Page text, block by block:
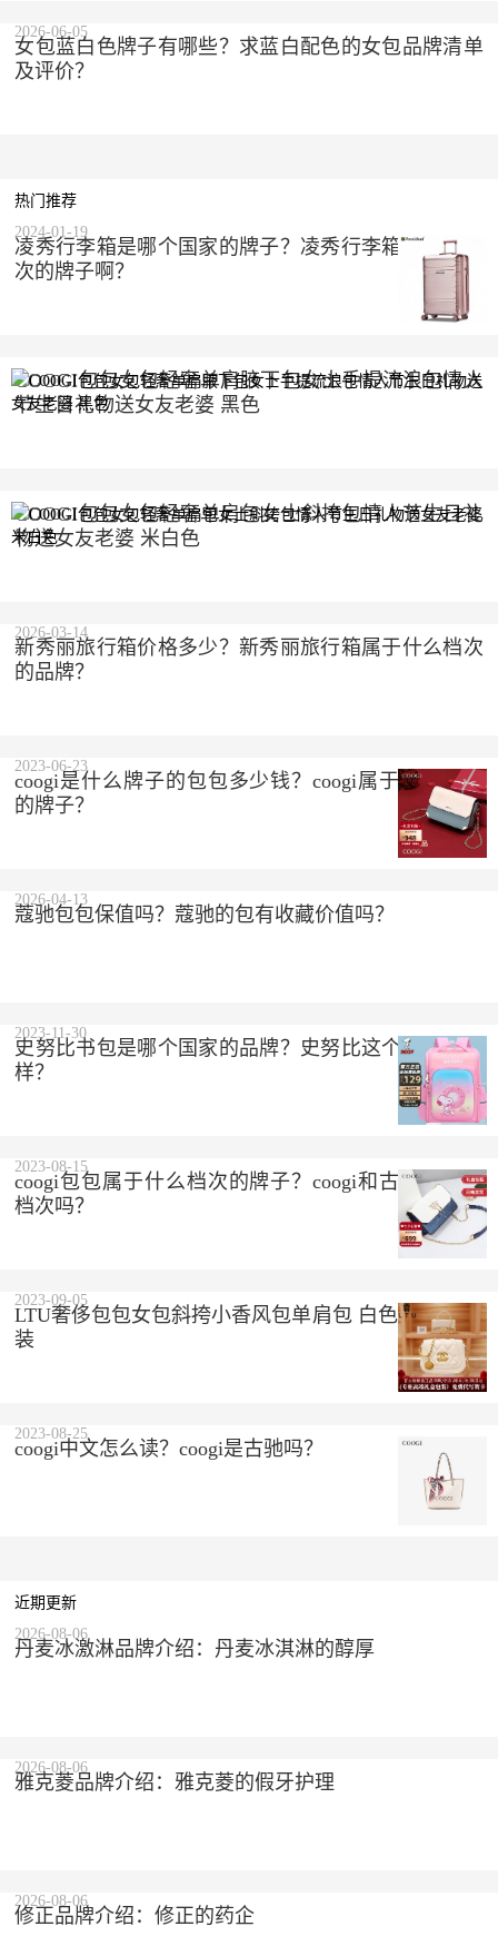
女包蓝白色牌子有哪些？求蓝白配色的女包品牌清单
及评价？
2026-06-05
热门推荐
凌秀行李箱是哪个国家的牌子？凌秀行李箱是什么档
次的牌子啊？
2024-01-19
COOGI包包女包轻奢单肩腋下包女士手提流浪包情人
节生日礼物送女友老婆 黑色
COOGI包包女包轻奢单肩包女士斜挎包情人节生日礼
物送女友老婆 米白色
新秀丽旅行箱价格多少？新秀丽旅行箱属于什么档次
的品牌？
2026-03-14
coogi是什么牌子的包包多少钱？coogi属于什么档次
的牌子？
2023-06-23
蔻驰包包保值吗？蔻驰的包有收藏价值吗？
2026-04-13
史努比书包是哪个国家的品牌？史努比这个品牌怎么
样？
2023-11-30
coogi包包属于什么档次的牌子？coogi和古驰是一个
档次吗？
2023-08-15
LTU奢侈包包女包斜挎小香风包单肩包 白色 精美礼盒
装
2023-09-05
coogi中文怎么读？coogi是古驰吗？
2023-08-25
近期更新
丹麦冰激淋品牌介绍：丹麦冰淇淋的醇厚
2026-08-06
雅克菱品牌介绍：雅克菱的假牙护理
2026-08-06
修正品牌介绍：修正的药企
2026-08-06